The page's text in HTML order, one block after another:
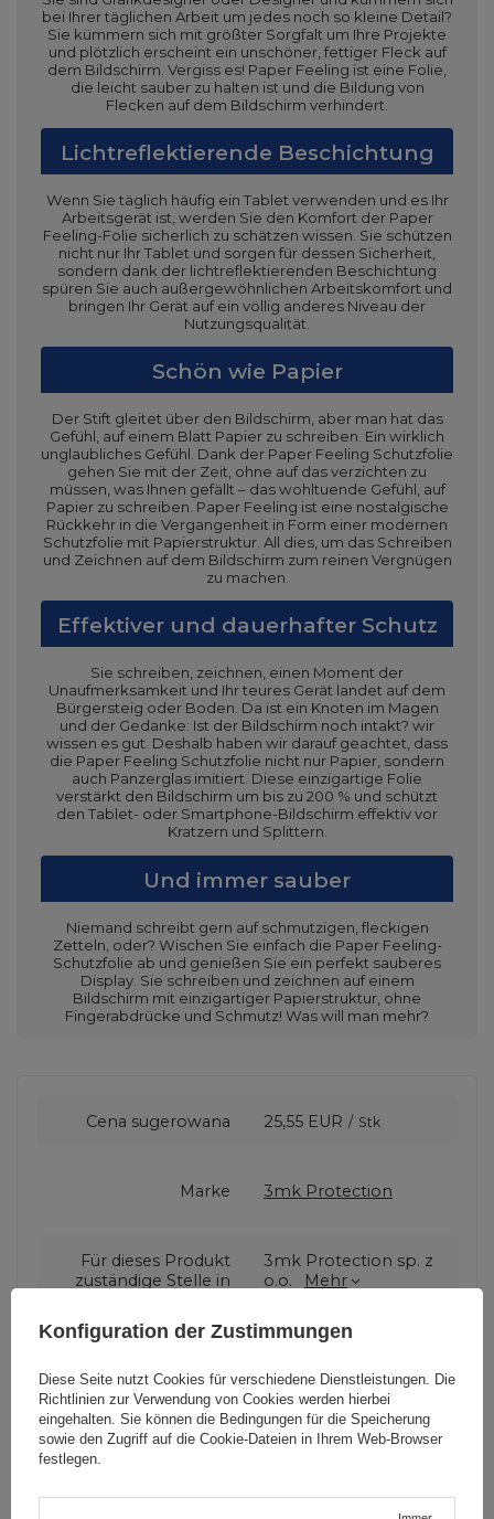
bei Ihrer täglichen Arbeit um jedes noch so kleine Detail?
Sie kümmern sich mit größter Sorgfalt um Ihre Projekte
und plötzlich erscheint ein unschöner, fettiger Fleck auf
dem Bildschirm. Vergiss es! Paper Feeling ist eine Folie,
die leicht sauber zu halten ist und die Bildung von
Flecken auf dem Bildschirm verhindert.
Lichtreflektierende Beschichtung
Wenn Sie täglich häufig ein Tablet verwenden und es Ihr
Arbeitsgerät ist, werden Sie den Komfort der Paper
Feeling-Folie sicherlich zu schätzen wissen. Sie schützen
nicht nur Ihr Tablet und sorgen für dessen Sicherheit,
sondern dank der lichtreflektierenden Beschichtung
spüren Sie auch außergewöhnlichen Arbeitskomfort und
bringen Ihr Gerät auf ein völlig anderes Niveau der
Nutzungsqualität.
Schön wie Papier
Der Stift gleitet über den Bildschirm, aber man hat das
Gefühl, auf einem Blatt Papier zu schreiben. Ein wirklich
unglaubliches Gefühl. Dank der Paper Feeling Schutzfolie
gehen Sie mit der Zeit, ohne auf das verzichten zu
müssen, was Ihnen gefällt – das wohltuende Gefühl, auf
Papier zu schreiben. Paper Feeling ist eine nostalgische
Rückkehr in die Vergangenheit in Form einer modernen
Schutzfolie mit Papierstruktur. All dies, um das Schreiben
und Zeichnen auf dem Bildschirm zum reinen Vergnügen
zu machen.
Effektiver und dauerhafter Schutz
Sie schreiben, zeichnen, einen Moment der
Unaufmerksamkeit und Ihr teures Gerät landet auf dem
Bürgersteig oder Boden. Da ist ein Knoten im Magen
und der Gedanke: Ist der Bildschirm noch intakt? wir
wissen es gut. Deshalb haben wir darauf geachtet, dass
die Paper Feeling Schutzfolie nicht nur Papier, sondern
auch Panzerglas imitiert. Diese einzigartige Folie
verstärkt den Bildschirm um bis zu 200 % und schützt
den Tablet- oder Smartphone-Bildschirm effektiv vor
Kratzern und Splittern.
Und immer sauber
Niemand schreibt gern auf schmutzigen, fleckigen
Zetteln, oder? Wischen Sie einfach die Paper Feeling-
Schutzfolie ab und genießen Sie ein perfekt sauberes
Display. Sie schreiben und zeichnen auf einem
Bildschirm mit einzigartiger Papierstruktur, ohne
Fingerabdrücke und Schmutz! Was will man mehr?
Cena sugerowana 25,55 EUR / Stk
Marke 3mk Protection
Für dieses Produkt
zuständige Stelle in
3mk Protection sp. z
o.o.
Mehr
Serie
do 8.3" 3mk Paper
Feeling
Konfiguration der Zustimmungen
Diese Seite nutzt Cookies für verschiedene Dienstleistungen. Die
Richtlinien zur Verwendung von Cookies werden hierbei
eingehalten. Sie können die Bedingungen für die Speicherung
sowie den Zugriff auf die Cookie-Dateien in Ihrem Web-Browser
festlegen.